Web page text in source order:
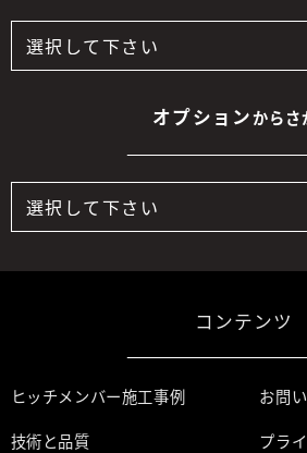
オプションからさ
コンテンツ
ヒッチメンバー施工事例
技術と品質
お問
プラ